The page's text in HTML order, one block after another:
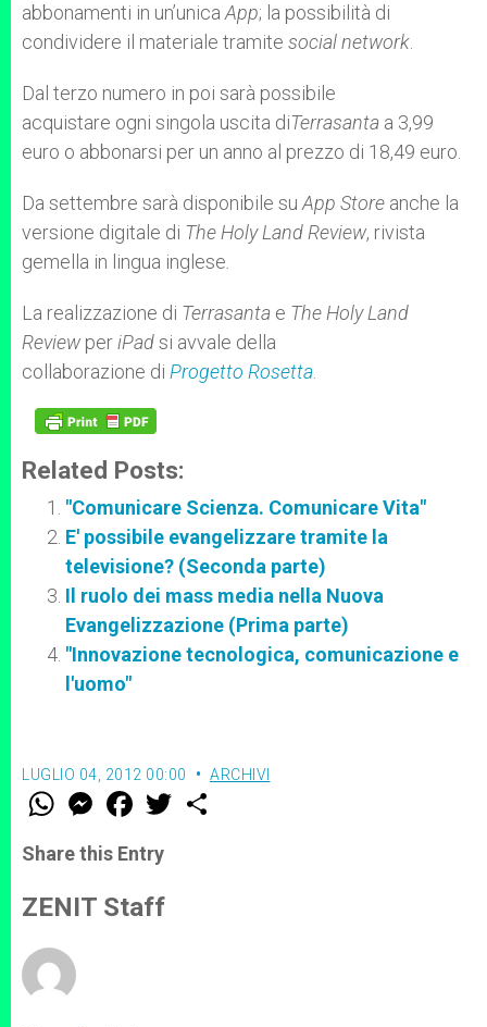
abbonamenti in un’unica App; la possibilità di
condividere il materiale tramite social network
Dal terzo numero in poi sarà possibile
acquistare ogni singola uscita diTerrasanta a 3,99
euro o abbonarsi per un anno al prezzo di 18,49 euro.
Da settembre sarà disponibile su App Store anche la
versione digitale di The Holy Land Review, rivista
gemella in lingua inglese
La realizzazione di Terrasanta e The Holy Land
Review periPadsi avvale della
collaborazione di Progetto Rosetta
Related Posts:
"Comunicare Scienza. Comunicare Vita"
E' possibile evangelizzare tramite la
televisione? (Seconda parte)
Il ruolo dei mass media nella Nuova
Evangelizzazione (Prima parte)
"Innovazione tecnologica, comunicazione e
l'uomo"
LUGLIO 04, 2012 00:00 ARCHIVI
W
t
s
p
p
M
e
s
e
g
e
F
a
e
b
o
k
w
Share this Entry
ZENIT Staff